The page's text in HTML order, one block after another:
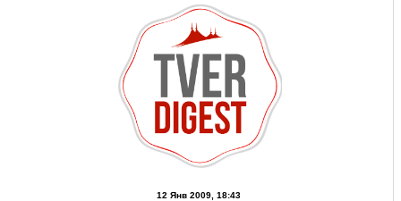
12 Янв 2009, 18:43